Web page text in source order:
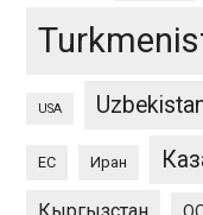
USA
ЕС Иран